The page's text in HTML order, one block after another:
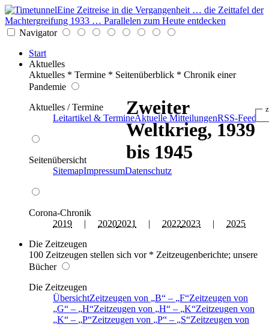
Eine Zeitreise in die Vergangenheit … die Zeittafel der
Machtergreifung 1933 … Parallelen zum Heute entdecken
Navigator
Start
Aktuelles
Aktuelles * Termine * Seitenüberblick * Chronik einer
Pandemie
Aktuelles / Termine
Leitartikel & TermineAktuelle MitteilungenRSS-Feed
Seitenübersicht
SitemapImpressumDatenschutz
Corona-Chronik
2019 | 20202021 | 20222023 | 2025
Die Zeitzeugen
100 Zeitzeugen stellen sich vor * Zeitzeugenberichte; unsere
Bücher
Die Zeitzeugen
ÜbersichtZeitzeugen von B – F Zeitzeugen von
G
– H Zeitzeugen von H – K Zeitzeugen von
K
– P Zeitzeugen von P – S Zeitzeugen von
Zweiter
Weltkrieg, 1939
bis 1945